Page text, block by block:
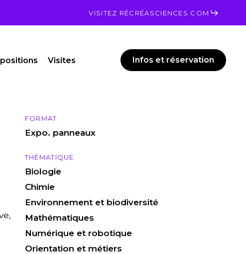
VISITEZ RÉCRÉASCIENCES.COM
Visites Infos et réservation
FORMAT
Expo. panneaux
THÉMATIQUE
Biologie
Chimie
Environnement et biodiversité
Mathématiques
Numérique et robotique
Orientation et métiers